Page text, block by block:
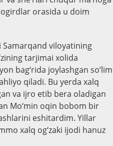
orasida u doim
Samarqand viloyatining
tarjimai xolida
bag‘rida joylashgan so‘lim
qiladi. Bu yerda xalq
va ijro etib bera oladigan
Mo‘min oqin bobom bir
eshitardim. Yillar
xalq og‘zaki ijodi hanuz